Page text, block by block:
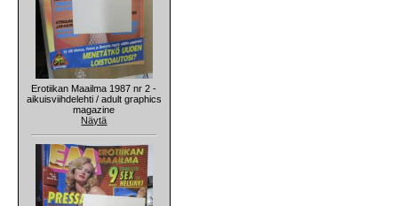
Erotiikan Maailma 1987 nr 2 -
aikuisviihdelehti / adult graphics
magazine
Näytä